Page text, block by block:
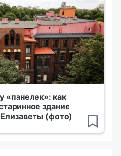
«панелек»: как
здание
(фото)